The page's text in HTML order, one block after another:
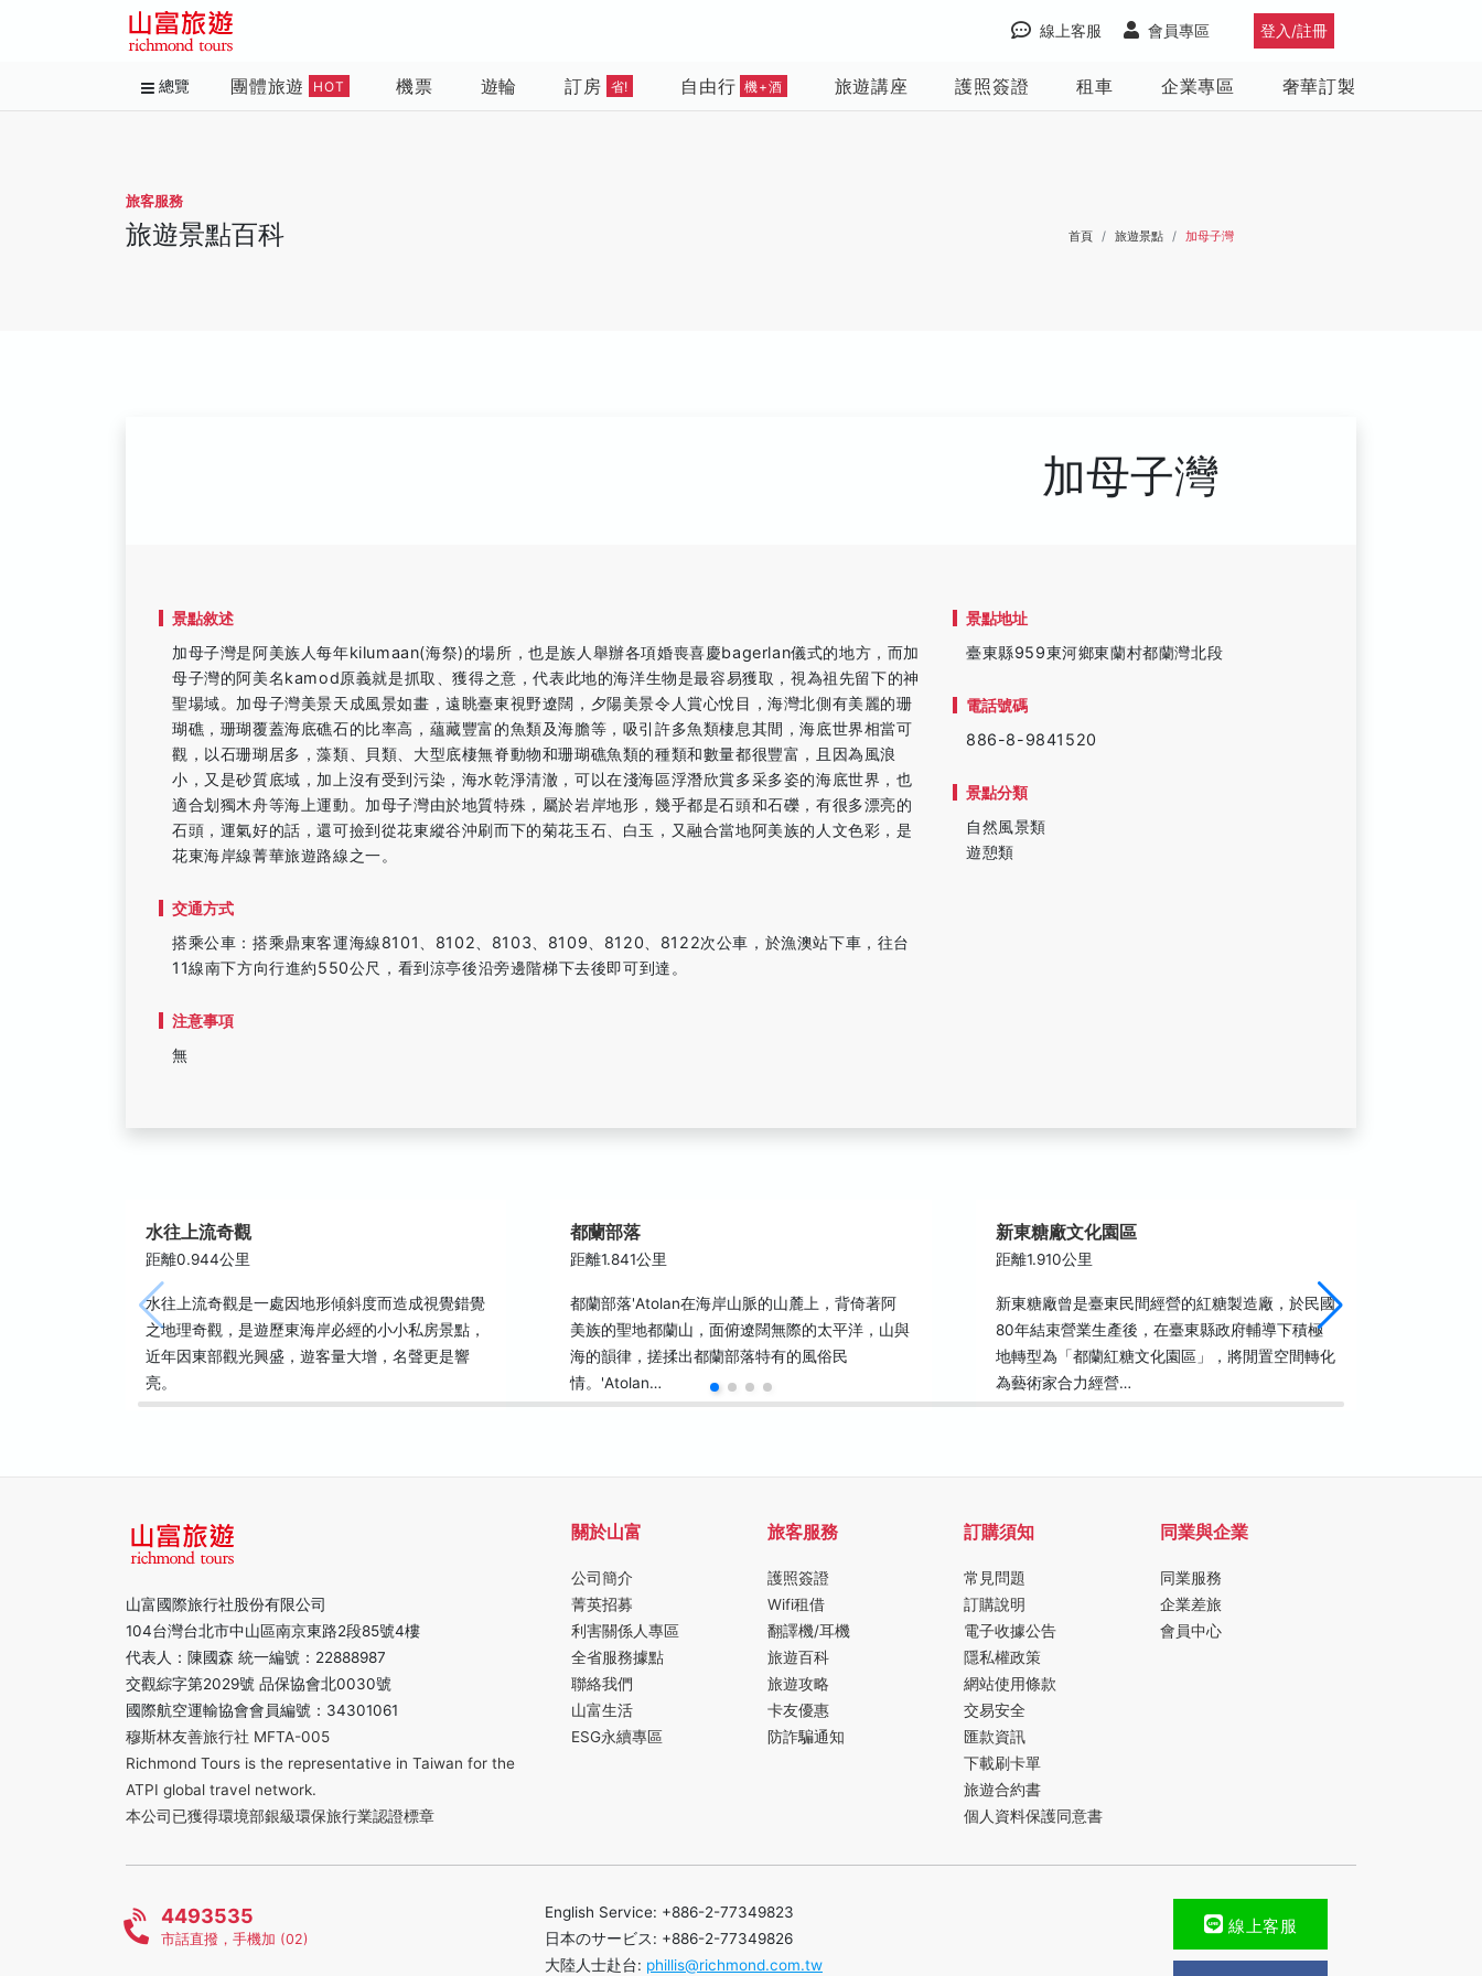
登入/註冊
會員專區
線上客服
總覽 團體旅遊 HOT 機票 遊輪 訂房 省! 自由行 機+酒 旅遊講座 護照簽證 租車 企業專區 奢華訂製
旅客服務
旅遊景點百科 首頁 旅遊景點 加母子灣
加母子灣
景點敘述
加母子灣是阿美族人每年kilumaan(海祭)的場所，也是族人舉辦各項婚喪喜慶bagerlan儀式的地方，而加
母子灣的阿美名kamod原義就是抓取、獲得之意，代表此地的海洋生物是最容易獲取，視為祖先留下的神
聖場域。加母子灣美景天成風景如畫，遠眺臺東視野遼闊，夕陽美景令人賞心悅目，海灣北側有美麗的珊
瑚礁，珊瑚覆蓋海底礁石的比率高，蘊藏豐富的魚類及海膽等，吸引許多魚類棲息其間，海底世界相當可
觀，以石珊瑚居多，藻類、貝類、大型底棲無脊動物和珊瑚礁魚類的種類和數量都很豐富，且因為風浪
小，又是砂質底域，加上沒有受到污染，海水乾淨清澈，可以在淺海區浮潛欣賞多采多姿的海底世界，也
適合划獨木舟等海上運動。加母子灣由於地質特殊，屬於岩岸地形，幾乎都是石頭和石礫，有很多漂亮的
石頭，運氣好的話，還可撿到從花東縱谷沖刷而下的菊花玉石、白玉，又融合當地阿美族的人文色彩，是
花東海岸線菁華旅遊路線之一。
交通方式
搭乘公車：搭乘鼎東客運海線8101、8102、8103、8109、8120、8122次公車，於漁澳站下車，往台
11線南下方向行進約550公尺，看到涼亭後沿旁邊階梯下去後即可到達。
注意事項
無
景點地址
臺東縣959東河鄉東蘭村都蘭灣北段
電話號碼
886-8-9841520
景點分類
自然風景類
遊憩類
水往上流奇觀
距離0.944公里
水往上流奇觀是一處因地形傾斜度而造成視覺錯覺
之地理奇觀，是遊歷東海岸必經的小小私房景點，
近年因東部觀光興盛，遊客量大增，名聲更是響
亮。
都蘭部落
距離1.841公里
都蘭部落'Atolan在海岸山脈的山麓上，背倚著阿
美族的聖地都蘭山，面俯遼闊無際的太平洋，山與
海的韻律，搓揉出都蘭部落特有的風俗民
情。'Atolan…
新東糖廠文化園區
距離1.910公里
新東糖廠曾是臺東民間經營的紅糖製造廠，於民國
80年結束營業生產後，在臺東縣政府輔導下積極
地轉型為「都蘭紅糖文化園區」，將閒置空間轉化
為藝術家合力經營…
山富國際旅行社股份有限公司
104台灣台北市中山區南京東路2段85號4樓
代表人：陳國森 統一編號：22888987
交觀綜字第2029號 品保協會北0030號
國際航空運輸協會會員編號：34301061
穆斯林友善旅行社 MFTA-005
Richmond Tours is the representative in Taiwan for the
ATPI global travel network.
本公司已獲得環境部銀級環保旅行業認證標章
關於山富
公司簡介
菁英招募
利害關係人專區
全省服務據點
聯絡我們
山富生活
ESG永續專區
旅客服務
護照簽證
Wifi租借
翻譯機/耳機
旅遊百科
旅遊攻略
卡友優惠
防詐騙通知
訂購須知
常見問題
訂購說明
電子收據公告
隱私權政策
網站使用條款
交易安全
匯款資訊
下載刷卡單
旅遊合約書
個人資料保護同意書
同業與企業
同業服務
企業差旅
會員中心
4493535
市話直撥，手機加 (02)
English Service: +886-2-77349823
日本のサービス: +886-2-77349826
大陸人士赴台: phillis@richmond.com.tw
線上客服